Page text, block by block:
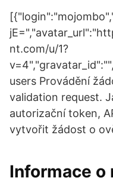
nt.com/u/1?
users Provádění
validation request.
autorizační token,
vytvořit žádost o
Informace o